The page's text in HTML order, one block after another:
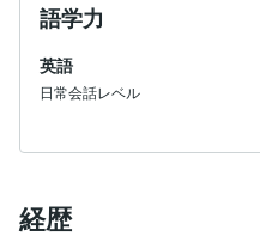
語学力
英語
日常会話レベル
経歴